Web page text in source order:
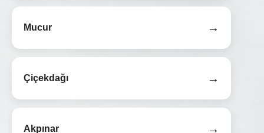
Mucur →
Çiçekdağı →
Akpınar →